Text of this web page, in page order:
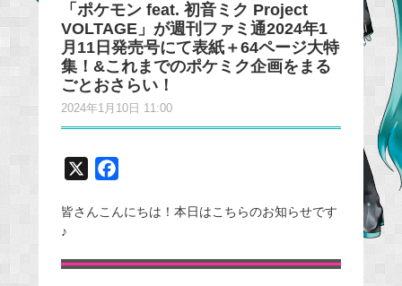
「ポケモン feat. 初音ミク Project
VOLTAGE」が週刊ファミ通2024年1
月11日発売号にて表紙＋64ページ大特
集！&これまでのポケミク企画をまる
ごとおさらい！
2024年1月10日 11:00
c
b
皆さんこんにちは！本日はこちらのお知らせです
♪